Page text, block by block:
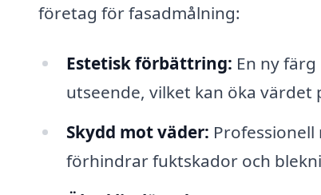
företag för fasadmålning:
Estetisk förbättring: En ny
utseende, vilket kan öka värdet
Skydd mot väder:
förhindrar fuktskador och